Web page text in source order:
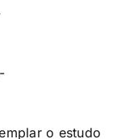
o estudo